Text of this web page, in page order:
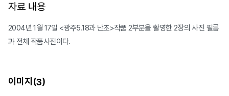
자료 내용
2004년 1월 17일 <광주5.18과 난초>작품 2부분을 촬영한 2장의 사진 필름
과 전체 작품사진이다.
이미지(3)